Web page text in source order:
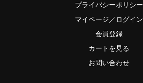
プライバシーポリシー
マイページ／ログイン
会員登録
カートを見る
お問い合わせ